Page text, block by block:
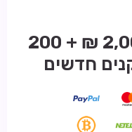
בונוס מתגלגל עד 2,000 ₪ + 200
חדשים